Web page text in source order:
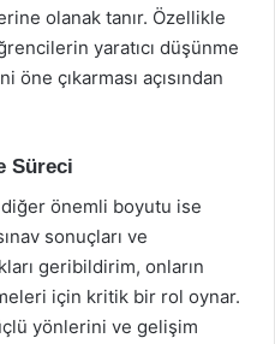
olanak tanır. Özellikle
yaratıcı düşünme
çıkarması açısından
Süreci
önemli boyutu ise
sonuçları ve
geribildirim, onların
için kritik bir rol oynar.
yönlerini ve gelişim